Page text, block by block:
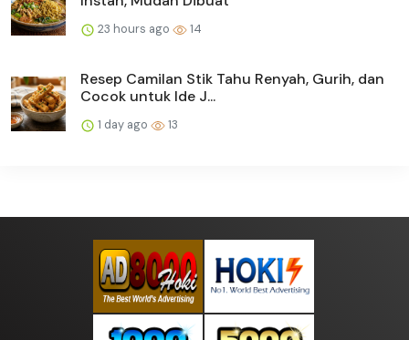
23 hours ago 14
Resep Camilan Stik Tahu Renyah, Gurih, dan
Cocok untuk Ide J...
1 day ago 13